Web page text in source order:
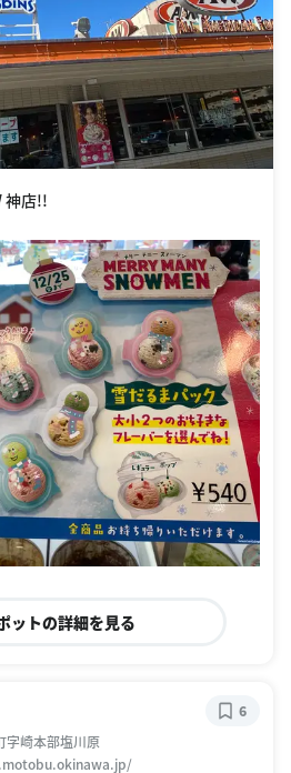
神店!!
ットの詳細を見る
字崎本部塩川原
6